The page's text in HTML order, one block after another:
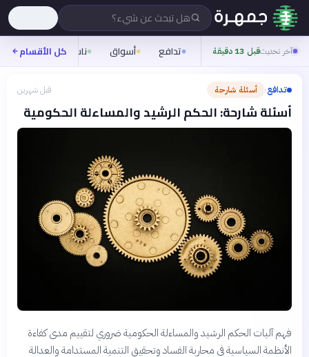
هل تبحث عن شيء؟
آخر تحديثقبل 13 دقيقة تدافع أسواق ناس روح
كل الأقسام
تدافع› أسئلة شارحة قبل شهرين
أسئلة شارحة: الحكم الرشيد والمساءلة الحكومية
فهم آليات الحكم الرشيد والمساءلة الحكومية ضروري لتقييم مدى كفاءة
الأنظمة السياسية في محاربة الفساد وتحقيق التنمية المستدامة والعدالة